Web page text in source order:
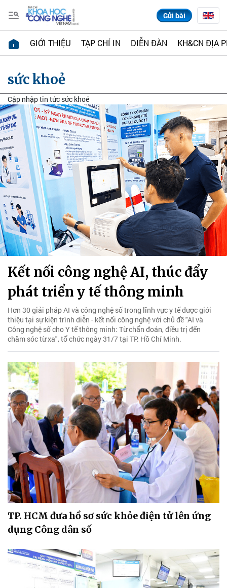
Gửi bài
GIỚI THIỆU TẠP CHÍ IN DIỄN ĐÀN KH&CN ĐỊA
sức khoẻ
Cập nhập tin tức sức khoẻ
Kết nối công nghệ AI, thúc đẩy
phát triển y tế thông minh
Hơn 30 giải pháp AI và công nghệ số trong lĩnh vực y tế được giới
thiệu tại sự kiện trình diễn - kết nối công nghệ với chủ đề "AI và
Công nghệ số cho Y tế thông minh: Từ chẩn đoán, điều trị đến
chăm sóc từ xa", tổ chức ngày 31/7 tại TP. Hồ Chí Minh.
TP. HCM đưa hồ sơ sức khỏe điện tử lên ứng
dụng Công dân số